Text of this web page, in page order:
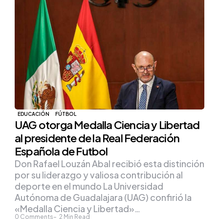
EDUCACIÓN FÚTBOL
UAG otorga Medalla Ciencia y Libertad
al presidente de la Real Federación
Española de Futbol
0 Comments 2 Min Read
Don Rafael Louzán Abal recibió esta distinción
por su liderazgo y valiosa contribución al
deporte en el mundo La Universidad
Autónoma de Guadalajara (UAG) confirió la
«Medalla Ciencia y Libertad»…